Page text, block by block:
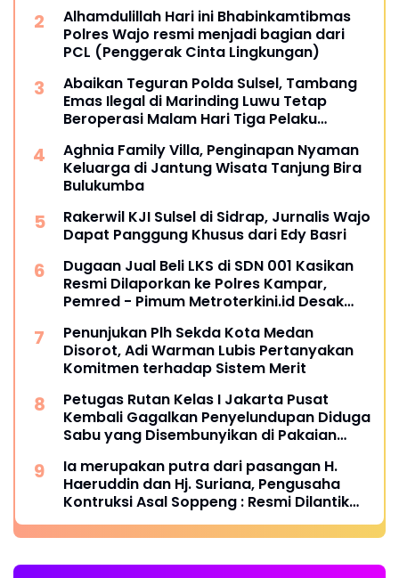
Alhamdulillah Hari ini Bhabinkamtibmas
Polres Wajo resmi menjadi bagian dari
PCL (Penggerak Cinta Lingkungan)
Abaikan Teguran Polda Sulsel, Tambang
Emas Ilegal di Marinding Luwu Tetap
Beroperasi Malam Hari Tiga Pelaku
Aghnia Family Villa, Penginapan Nyaman
Keluarga di Jantung Wisata Tanjung Bira
Bulukumba
Rakerwil KJI Sulsel di Sidrap, Jurnalis Wajo
Dapat Panggung Khusus dari Edy Basri
Dugaan Jual Beli LKS di SDN 001 Kasikan
Resmi Dilaporkan ke Polres Kampar,
Pemred - Pimum Metroterkini.id Desak
Penunjukan Plh Sekda Kota Medan
Disorot, Adi Warman Lubis Pertanyakan
Komitmen terhadap Sistem Merit
Petugas Rutan Kelas I Jakarta Pusat
Kembali Gagalkan Penyelundupan Diduga
Sabu yang Disembunyikan di Pakaian
Ia merupakan putra dari pasangan H.
Haeruddin dan Hj. Suriana, Pengusaha
Kontruksi Asal Soppeng : Resmi Dilantik
Ketua BPC HIPMI Makassar